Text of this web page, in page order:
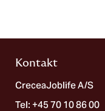
Kontakt
CreceaJoblife A/S
Tel: +45 70 10 86 00